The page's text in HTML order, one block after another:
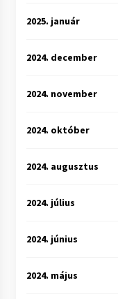
2025. január
2024. december
2024. november
2024. október
2024. augusztus
2024. július
2024. június
2024. május